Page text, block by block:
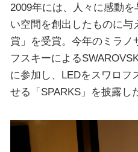
2009年には、人々に感動
い空間を創出したものに与
賞」を受賞。今年のミラノ
フスキーによる
に参加し、LEDをスワロフ
せる「SPARKS」を披露し